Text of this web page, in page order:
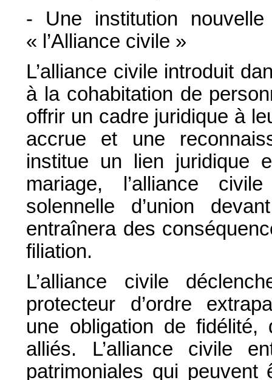
- Une institution
« l’Alliance civile »
L’alliance civile introduit
à la cohabitation de
offrir un cadre juridique à
accrue et une
institue un lien juridique
mariage, l’alliance
solennelle d’union
entraînera des
filiation.
L’alliance civile
protecteur d’ordre
une obligation de fidélité,
alliés. L’alliance civile
patrimoniales qui